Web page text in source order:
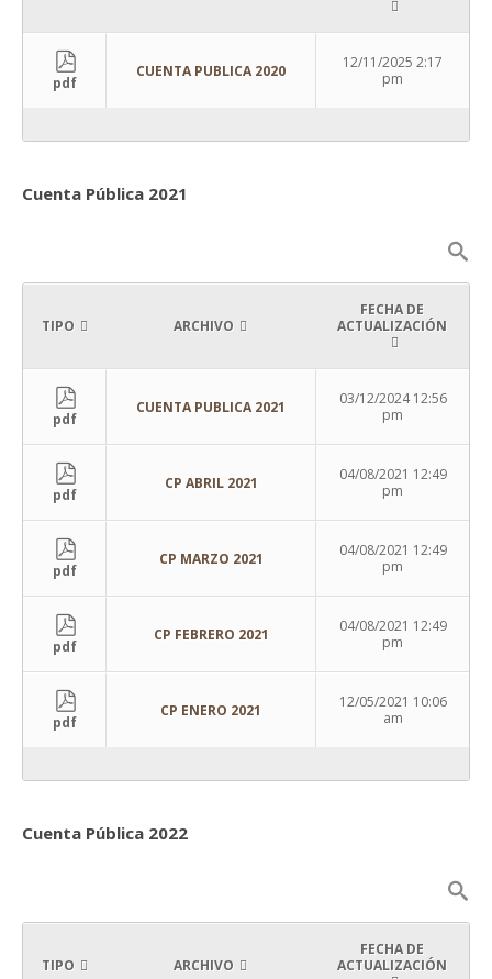
pdf
CUENTA PUBLICA 2020
12/11/2025 2:17
pm
Cuenta Pública 2021
TIPO ARCHIVO
FECHA DE
ACTUALIZACIÓN
pdf
CUENTA PUBLICA 2021
03/12/2024 12:56
pm
pdf
CP ABRIL 2021
04/08/2021 12:49
pm
pdf
CP MARZO 2021
04/08/2021 12:49
pm
pdf
CP FEBRERO 2021
04/08/2021 12:49
pm
pdf
CP ENERO 2021
12/05/2021 10:06
am
Cuenta Pública 2022
TIPO ARCHIVO
FECHA DE
ACTUALIZACIÓN